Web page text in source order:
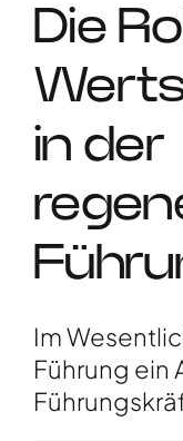
Die
in der
Im
Führung ein